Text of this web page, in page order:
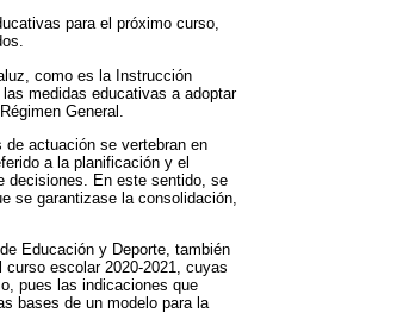
para el próximo curso,
como es la Instrucción
medidas educativas a adoptar
General.
de actuación se vertebran en
a la planificación y el
decisiones. En este sentido, se
se garantizase la consolidación,
Educación y Deporte, también
escolar 2020-2021, cuyas
pues las indicaciones que
bases de un modelo para la